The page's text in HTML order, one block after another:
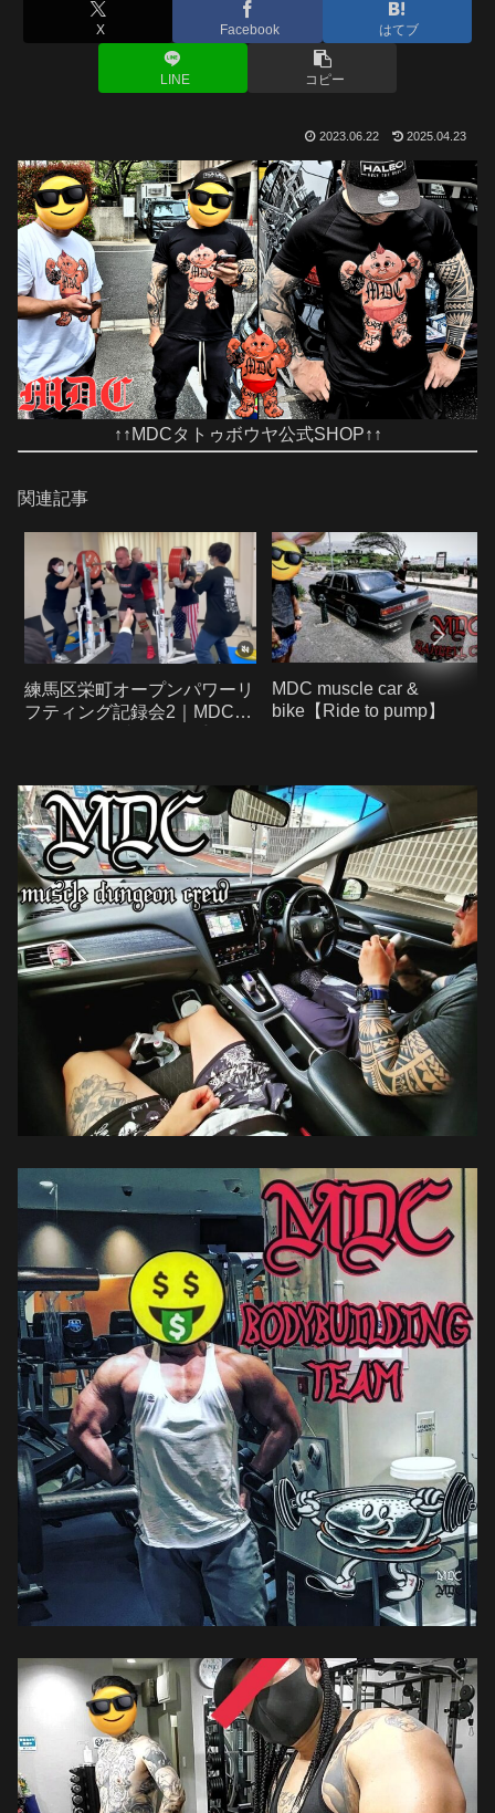
X Facebook はてブ
LINE コピー
2023.06.22 2025.04.23
↑↑MDCタトゥボウヤ公式SHOP↑↑
関連記事
練馬区栄町オープンパワーリ
フティング記録会2｜MDCバ
MDC muscle car &
bike【Ride to pump】